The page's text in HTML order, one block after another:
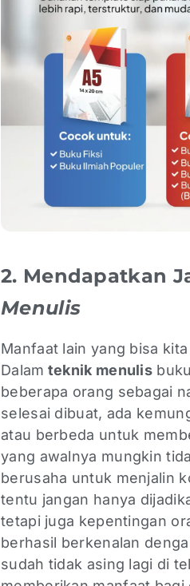
2. Mendapatkan
Menulis
Manfaat lain yang bisa
Dalam teknik menulis
beberapa orang sebagai
selesai dibuat, ada
atau berbeda untuk
yang awalnya mungkin
berusaha untuk menjalin
tentu jangan hanya
tetapi juga kepentingan
berhasil berkenalan
sudah tidak asing lagi di